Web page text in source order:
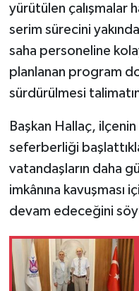
yürütülen çalışmalar
serim sürecini
saha personeline
planlanan program
sürdürülmesi
Başkan Hallaç,
seferberliği
vatandaşların daha
imkânına kavuşması
devam edeceğini